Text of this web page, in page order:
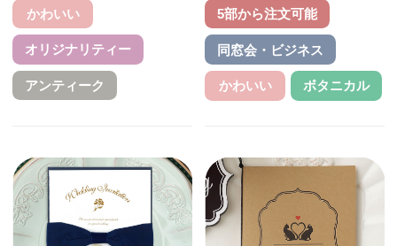
かわいい
オリジナリティー
アンティーク
5部から注文可能
同窓会・ビジネス
かわいい ボタニカル